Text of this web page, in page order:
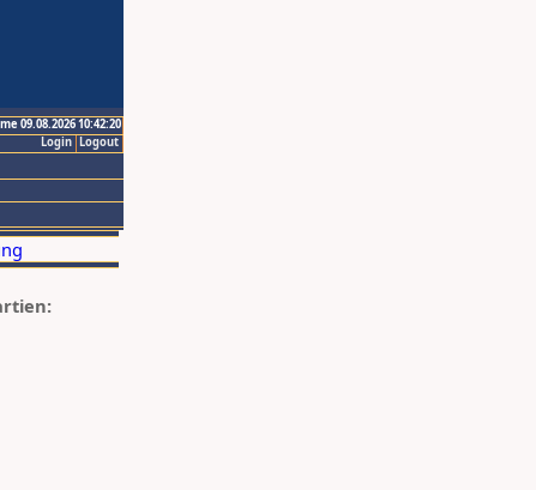
09.08.2026 10:42:20
Logout
Login